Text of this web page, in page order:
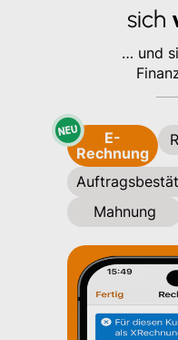
sich
… und
E-
Rechnung
Mahnung